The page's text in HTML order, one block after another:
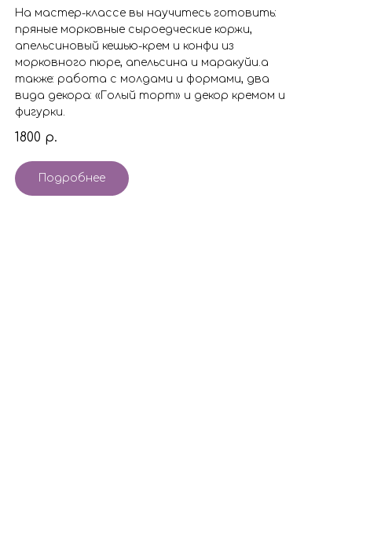
На мастер-классе вы научитесь готовить:
пряные морковные сыроедческие коржи,
апельсиновый кешью-крем и конфи из
морковного пюре, апельсина и маракуйи.а
также: работа с молдами и формами, два
вида декора: «Голый торт» и декор кремом и
фигурки.
1800 р.
Подробнее